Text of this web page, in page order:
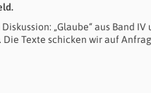
„Glaube“ aus Band
Texte schicken wir auf